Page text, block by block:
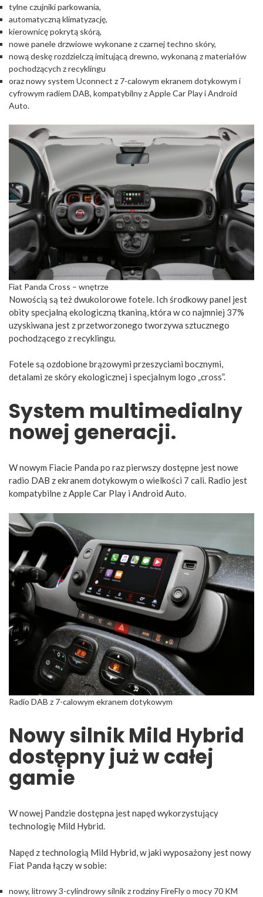
tylne czujniki parkowania,
automatyczną klimatyzację,
kierownicę pokrytą skórą,
nowe panele drzwiowe wykonane z czarnej techno skóry,
nową deskę rozdzielczą imitującą drewno, wykonaną z materiałów
pochodzących z recyklingu
oraz nowy system Uconnect z 7-calowym ekranem dotykowym i
cyfrowym radiem DAB, kompatybilny z Apple Car Play i Android
Auto.
Fiat Panda Cross – wnętrze
Nowością są też dwukolorowe fotele. Ich środkowy panel jest
obity specjalną ekologiczną tkaniną, która w co najmniej 37%
uzyskiwana jest z przetworzonego tworzywa sztucznego
pochodzącego z recyklingu.
Fotele są ozdobione brązowymi przeszyciami bocznymi,
detalami ze skóry ekologicznej i specjalnym logo „cross”.
System multimedialny
nowej generacji.
W nowym Fiacie Panda po raz pierwszy dostępne jest nowe
radio DAB z ekranem dotykowym o wielkości 7 cali. Radio jest
kompatybilne z Apple Car Play i Android Auto.
Radio DAB z 7-calowym ekranem dotykowym
Nowy silnik Mild Hybrid
dostępny już w całej
gamie
W nowej Pandzie dostępna jest napęd wykorzystujący
technologię Mild Hybrid.
Napęd z technologią Mild Hybrid, w jaki wyposażony jest nowy
Fiat Panda łączy w sobie:
nowy, litrowy 3-cylindrowy silnik z rodziny FireFly o mocy 70 KM